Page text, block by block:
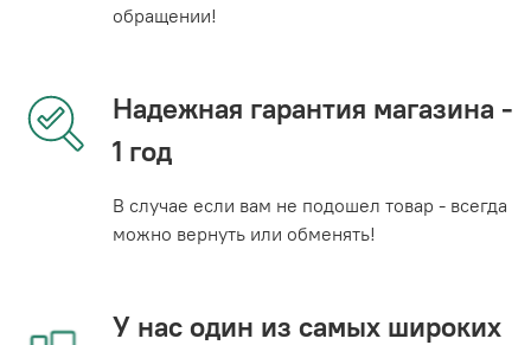
обращении!
Надежная гарантия магазина -
1 год
В случае если вам не подошел товар - всегда
можно вернуть или обменять!
У нас один из самых широких